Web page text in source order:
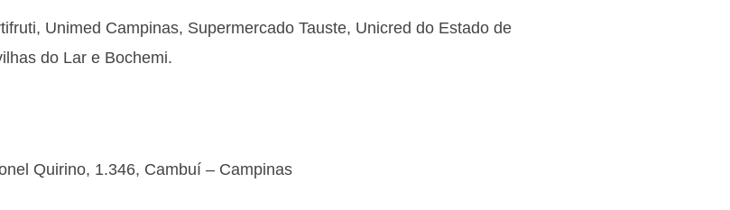
Unimed Campinas, Supermercado Tauste, Unicred do Estado de
do Lar e Bochemi.
Quirino, 1.346, Cambuí – Campinas